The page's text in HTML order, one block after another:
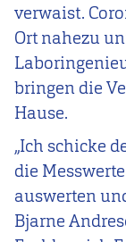
verwaist.
Ort nahezu
bringen die
Hause.
„Ich schicke
die
auswerten
Bjarne